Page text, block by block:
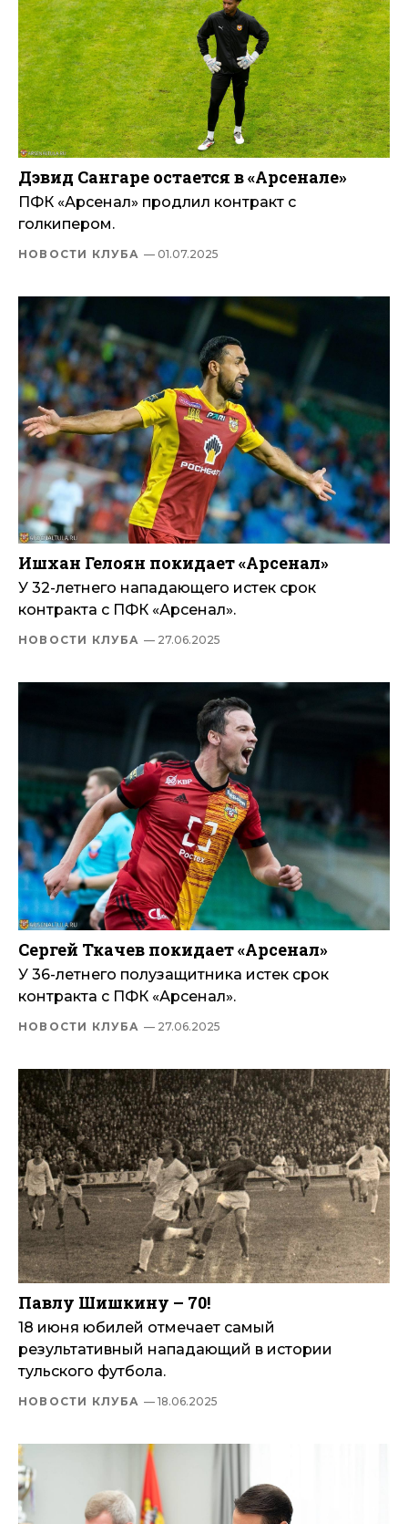
Дэвид Сангаре остается в «Арсенале»
ПФК «Арсенал» продлил контракт с
голкипером.
НОВОСТИ КЛУБА — 01.07.2025
Ишхан Гелоян покидает «Арсенал»
У 32-летнего нападающего истек срок
контракта с ПФК «Арсенал».
НОВОСТИ КЛУБА — 27.06.2025
Сергей Ткачев покидает «Арсенал»
У 36-летнего полузащитника истек срок
контракта с ПФК «Арсенал».
НОВОСТИ КЛУБА — 27.06.2025
Павлу Шишкину – 70!
18 июня юбилей отмечает самый
результативный нападающий в истории
тульского футбола.
НОВОСТИ КЛУБА — 18.06.2025